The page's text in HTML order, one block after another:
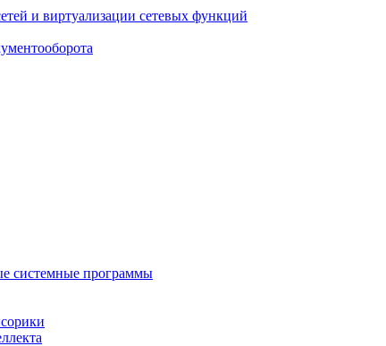
и виртуализации сетевых функций
системные программы